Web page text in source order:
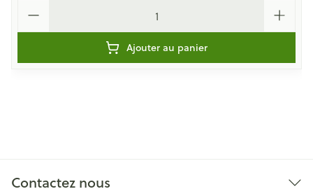
Ajouter au panier
Contactez nous